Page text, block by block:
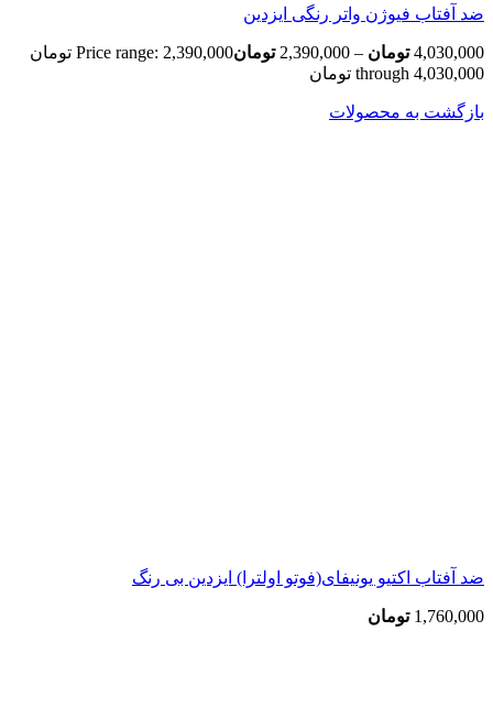
ضد آفتاب فیوژن واتر رنگی ایزدین
4,030,000 تومان –
2,390,000 تومان
Price range: 2,390,000 تومان
through 4,030,000 تومان
بازگشت به محصولات
ضد آفتاب اکتیو یونیفای(فوتو اولترا) ایزدین بی رنگ
1,760,000 تومان